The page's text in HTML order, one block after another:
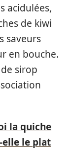
acidulées,
de kiwi
saveurs
en bouche.
sirop
la quiche
le plat